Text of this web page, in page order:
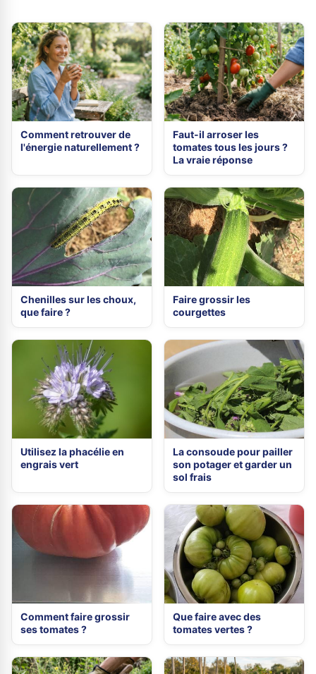
Comment retrouver de
l'énergie naturellement ?
Faut-il arroser les
tomates tous les jours ?
La vraie réponse
Chenilles sur les choux,
que faire ?
Faire grossir les
courgettes
Utilisez la phacélie en
engrais vert
La consoude pour pailler
son potager et garder un
sol frais
Comment faire grossir
ses tomates ?
Que faire avec des
tomates vertes ?